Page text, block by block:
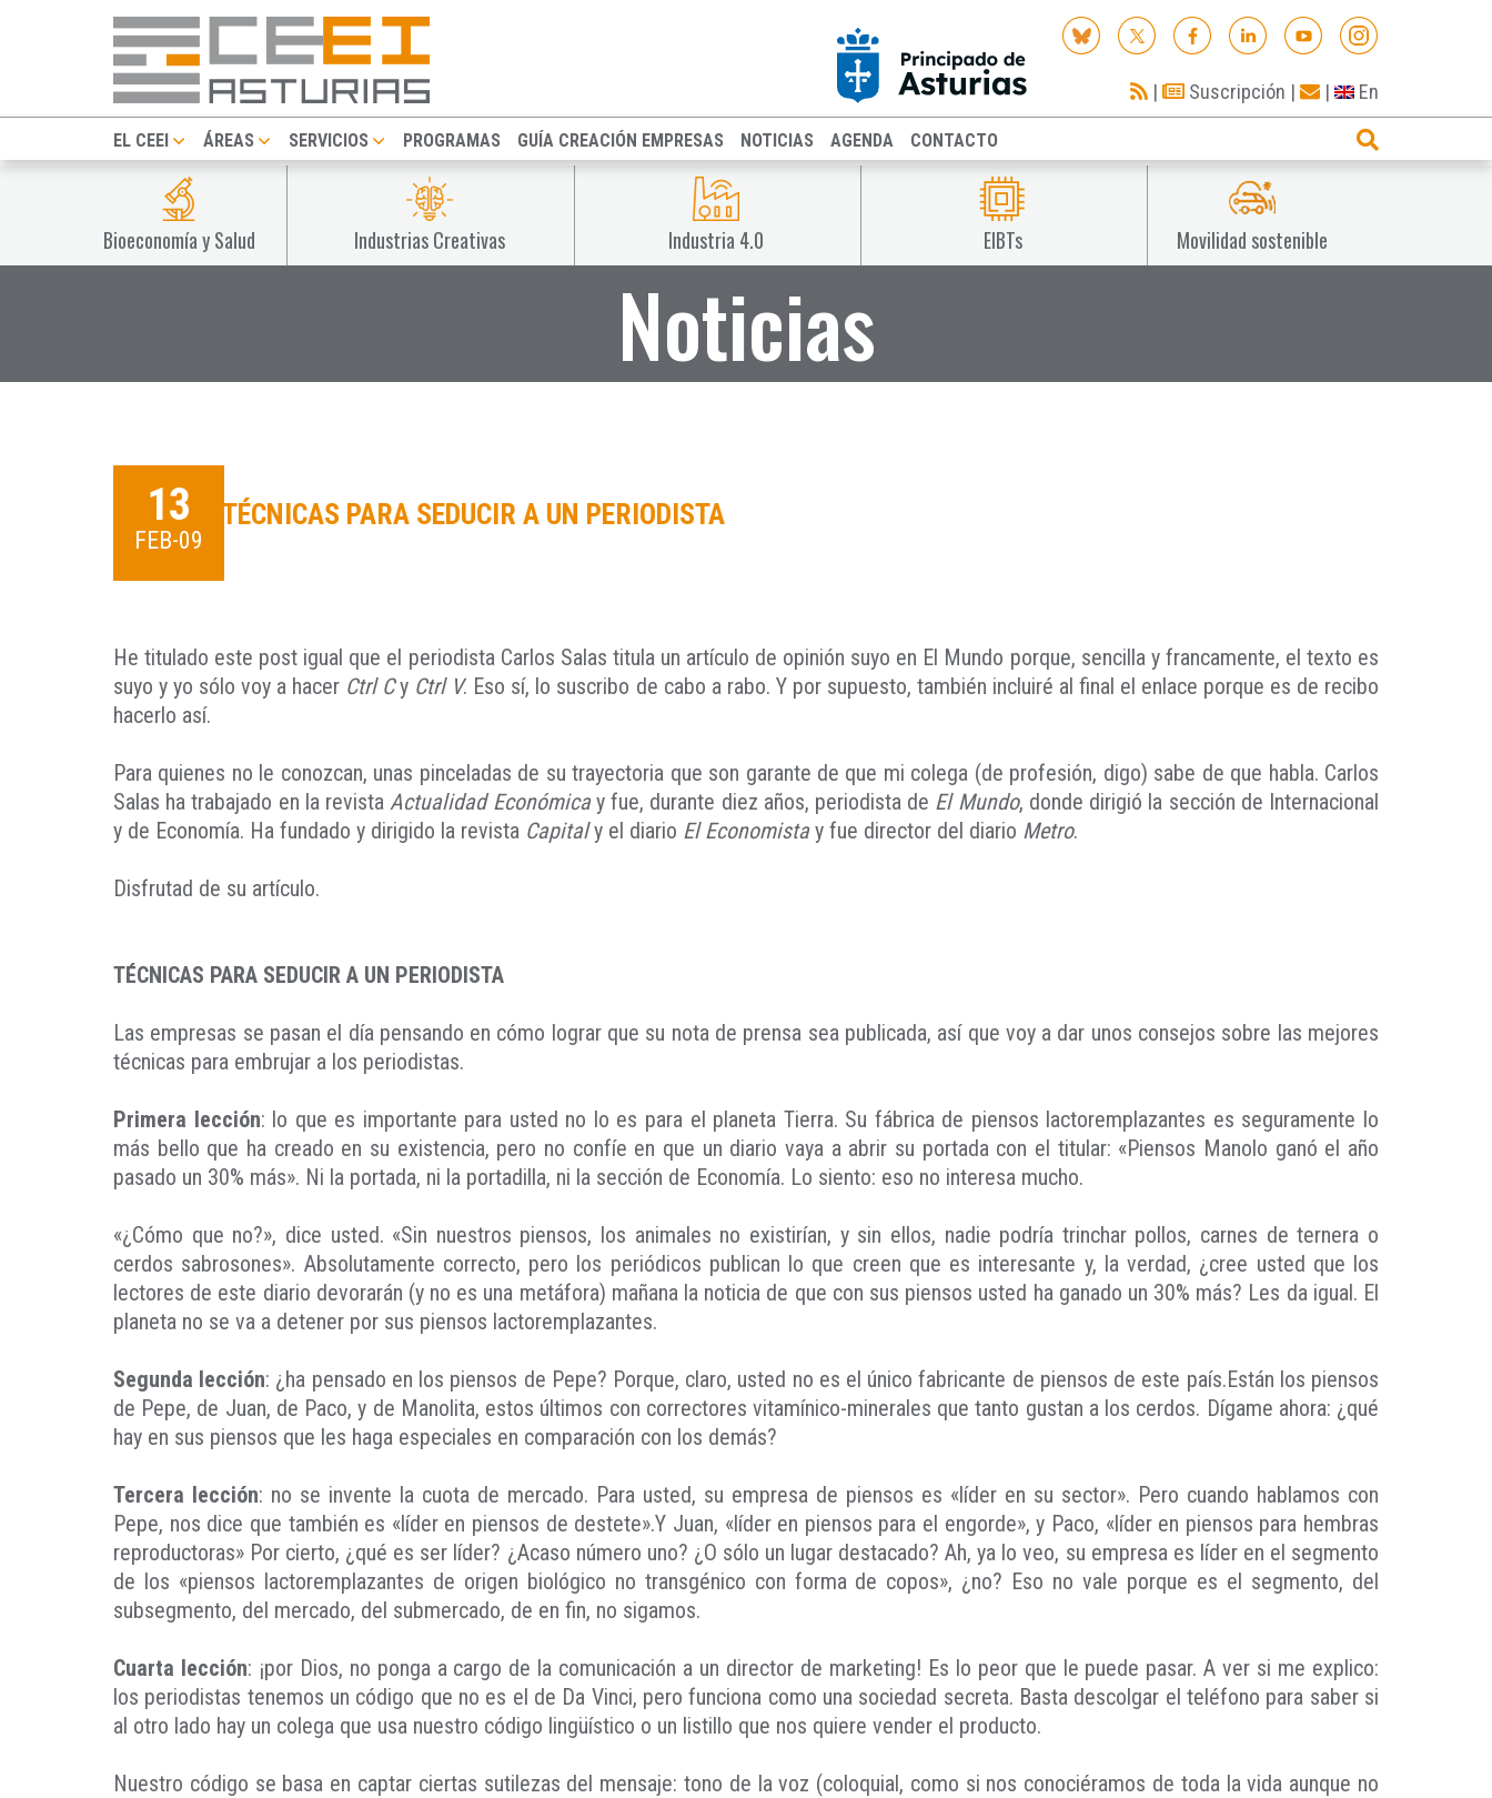
| Suscripción | | En
EL CEEI ÁREAS SERVICIOS PROGRAMAS GUÍA CREACIÓN EMPRESAS NOTICIAS AGENDA CONTACTO
Bioeconomía y Salud Industrias Creativas Industria 4.0 EIBTs Movilidad sostenible
Noticias
13
FEB-09
TÉCNICAS PARA SEDUCIR A UN PERIODISTA
He titulado este post igual que el periodista Carlos Salas titula un artículo de opinión suyo en El Mundo porque, sencilla y francamente, el texto es
suyo y yo sólo voy a hacer Ctrl Cy Ctrl V. Eso sí, lo suscribo de cabo a rabo. Y por supuesto, también incluiré al final el enlace porque es de recibo
hacerlo así.
Para quienes no le conozcan, unas pinceladas de su trayectoria que son garante de que mi colega (de profesión, digo) sabe de que habla. Carlos
Salas ha trabajado en la revistaActualidad Económicay fue, durante diez años, periodista de El Mundo, donde dirigió la sección de Internacional
y de Economía. Ha fundado y dirigido la revista Capitaly el diario El Economistay fue director del diario Metro.
Disfrutad de su artículo.
TÉCNICAS PARA SEDUCIR A UN PERIODISTA
Las empresas se pasan el día pensando en cómo lograr que su nota de prensa sea publicada, así que voy a dar unos consejos sobre las mejores
técnicas para embrujar a los periodistas.
Primera lección: lo que es importante para usted no lo es para el planeta Tierra. Su fábrica de piensos lactoremplazantes es seguramente lo
más bello que ha creado en su existencia, pero no confíe en que un diario vaya a abrir su portada con el titular: «Piensos Manolo ganó el año
pasado un 30% más». Ni la portada, ni la portadilla, ni la sección de Economía. Lo siento: eso no interesa mucho.
«¿Cómo que no?», dice usted. «Sin nuestros piensos, los animales no existirían, y sin ellos, nadie podría trinchar pollos, carnes de ternera o
cerdos sabrosones». Absolutamente correcto, pero los periódicos publican lo que creen que es interesante y, la verdad, ¿cree usted que los
lectores de este diario devorarán (y no es una metáfora) mañana la noticia de que con sus piensos usted ha ganado un 30% más? Les da igual. El
planeta no se va a detener por sus piensos lactoremplazantes.
Segunda lección: ¿ha pensado en los piensos de Pepe? Porque, claro, usted no es el único fabricante de piensos de este país.Están los piensos
de Pepe, de Juan, de Paco, y de Manolita, estos últimos con correctores vitamínico-minerales que tanto gustan a los cerdos. Dígame ahora: ¿qué
hay en sus piensos que les haga especiales en comparación con los demás?
Tercera lección: no se invente la cuota de mercado. Para usted, su empresa de piensos es «líder en su sector». Pero cuando hablamos con
Pepe, nos dice que también es «líder en piensos de destete».Y Juan, «líder en piensos para el engorde», y Paco, «líder en piensos para hembras
reproductoras» Por cierto, ¿qué es ser líder? ¿Acaso número uno? ¿O sólo un lugar destacado? Ah, ya lo veo, su empresa es líder en el segmento
de los «piensos lactoremplazantes de origen biológico no transgénico con forma de copos», ¿no? Eso no vale porque es el segmento, del
subsegmento, del mercado, del submercado, de en fin, no sigamos.
Cuarta lección: ¡por Dios, no ponga a cargo de la comunicación a un director de marketing! Es lo peor que le puede pasar. A ver si me explico:
los periodistas tenemos un código que no es el de Da Vinci, pero funciona como una sociedad secreta. Basta descolgar el teléfono para saber si
al otro lado hay un colega que usa nuestro código lingüístico o un listillo que nos quiere vender el producto.
Nuestro código se basa en captar ciertas sutilezas del mensaje: tono de la voz (coloquial, como si nos conociéramos de toda la vida aunque no